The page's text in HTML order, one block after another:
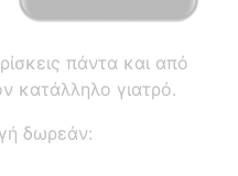
πάντα και από
κατάλληλο γιατρό.
δωρεάν: